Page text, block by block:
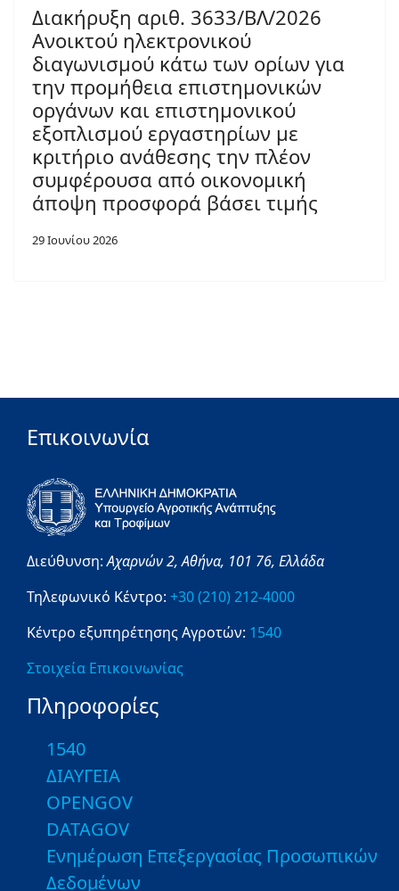
Διακήρυξη αριθ. 3633/ΒΛ/2026
Ανοικτού ηλεκτρονικού
διαγωνισμού κάτω των ορίων για
την προμήθεια επιστημονικών
οργάνων και επιστημονικού
εξοπλισμού εργαστηρίων με
κριτήριο ανάθεσης την πλέον
συμφέρουσα από οικονομική
άποψη προσφορά βάσει τιμής
29 Ιουνίου 2026
Επικοινωνία
Διεύθυνση:Αχαρνών 2,Αθήνα, 101 76, Ελλάδα
Τηλεφωνικό Κέντρο: +30 (210) 212-4000
Κέντρο εξυπηρέτησης Αγροτών: 1540
Στοιχεία Επικοινωνίας
Πληροφορίες
1540
ΔΙΑΥΓΕΙΑ
OPENGOV
DATAGOV
Ενημέρωση Επεξεργασίας Προσωπικών
Δεδομένων